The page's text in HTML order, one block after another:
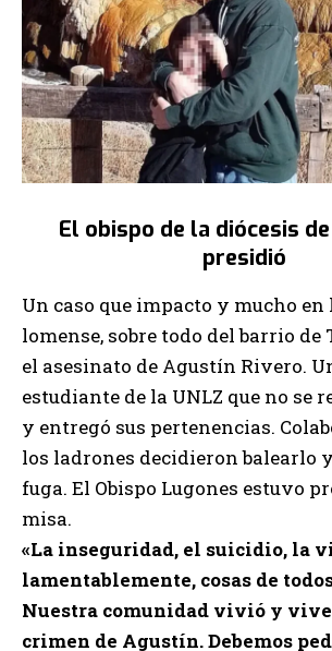
El obispo de la diócesis
presidió
Un caso que impacto y mucho
lomense, sobre todo del barrio de
el asesinato de Agustín Rivero.
estudiante de la UNLZ que no se
y entregó sus pertenencias.
los ladrones decidieron balearlo
fuga. El Obispo Lugones estuvo
misa.
«La inseguridad, el suicidio, la
lamentablemente, cosas de
Nuestra comunidad vivió y
crimen de Agustín. Debemos